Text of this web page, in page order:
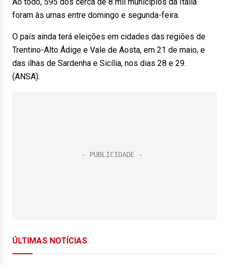
foram às urnas entre domingo e segunda-feira.
O país ainda terá eleições em cidades das regiões de
Trentino-Alto Ádige e Vale de Aosta, em 21 de maio, e
das ilhas de Sardenha e Sicília, nos dias 28 e 29.
(ANSA).